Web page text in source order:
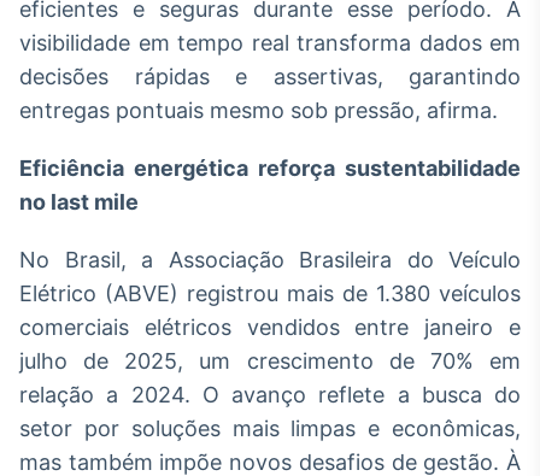
eficientes e seguras durante esse período. A
visibilidade em tempo real transforma dados em
decisões rápidas e assertivas, garantindo
entregas pontuais mesmo sob pressão, afirma.
Eficiência energética reforça sustentabilidade
no last mile
No Brasil, a Associação Brasileira do Veículo
Elétrico (ABVE) registrou mais de 1.380 veículos
comerciais elétricos vendidos entre janeiro e
julho de 2025, um crescimento de 70% em
relação a 2024. O avanço reflete a busca do
setor por soluções mais limpas e econômicas,
mas também impõe novos desafios de gestão. À